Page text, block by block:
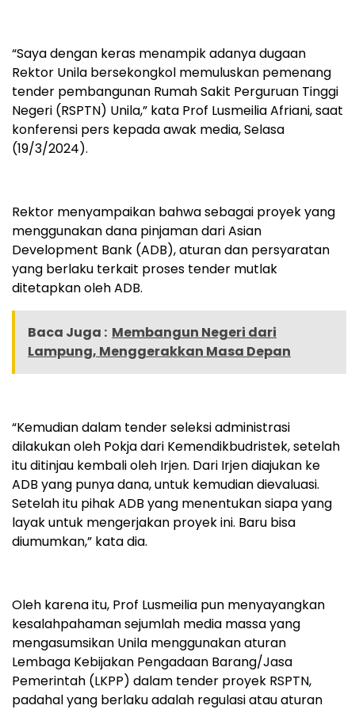
“Saya dengan keras menampik adanya dugaan
Rektor Unila bersekongkol memuluskan pemenang
tender pembangunan Rumah Sakit Perguruan Tinggi
Negeri (RSPTN) Unila,” kata Prof Lusmeilia Afriani, saat
konferensi pers kepada awak media, Selasa
(19/3/2024).
Rektor menyampaikan bahwa sebagai proyek yang
menggunakan dana pinjaman dari Asian
Development Bank (ADB), aturan dan persyaratan
yang berlaku terkait proses tender mutlak
ditetapkan oleh ADB.
Baca Juga : Membangun Negeri dari
Lampung, Menggerakkan Masa Depan
“Kemudian dalam tender seleksi administrasi
dilakukan oleh Pokja dari Kemendikbudristek, setelah
itu ditinjau kembali oleh Irjen. Dari Irjen diajukan ke
ADB yang punya dana, untuk kemudian dievaluasi.
Setelah itu pihak ADB yang menentukan siapa yang
layak untuk mengerjakan proyek ini. Baru bisa
diumumkan,” kata dia.
Oleh karena itu, Prof Lusmeilia pun menyayangkan
kesalahpahaman sejumlah media massa yang
mengasumsikan Unila menggunakan aturan
Lembaga Kebijakan Pengadaan Barang/Jasa
Pemerintah (LKPP) dalam tender proyek RSPTN,
padahal yang berlaku adalah regulasi atau aturan